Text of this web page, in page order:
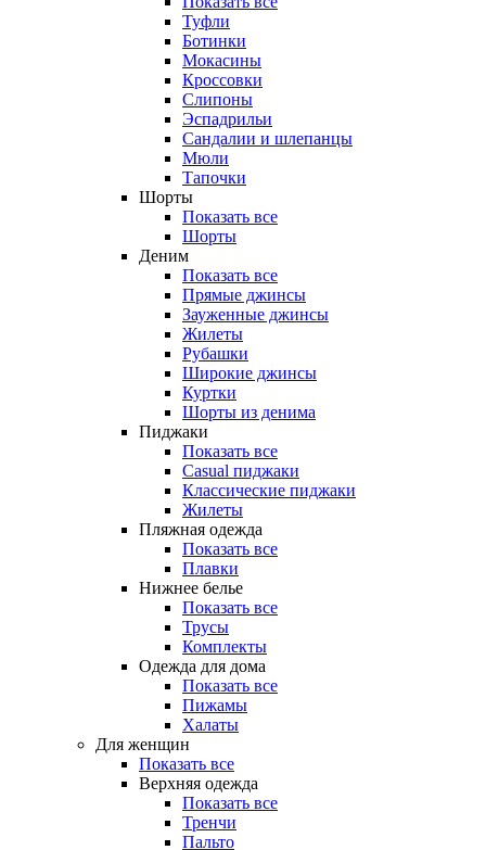
Туфли
Ботинки
Мокасины
Кроссовки
Слипоны
Эспадрильи
Сандалии и шлепанцы
Мюли
Тапочки
Шорты
Показать все
Шорты
Деним
Показать все
Прямые джинсы
Зауженные джинсы
Жилеты
Рубашки
Широкие джинсы
Куртки
Шорты из денима
Пиджаки
Показать все
Casual пиджаки
Классические пиджаки
Жилеты
Пляжная одежда
Показать все
Плавки
Нижнее белье
Показать все
Трусы
Комплекты
Одежда для дома
Показать все
Пижамы
Халаты
Для женщин
Показать все
Верхняя одежда
Показать все
Тренчи
Пальто